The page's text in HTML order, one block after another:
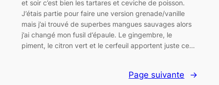
et soir c’est bien les tartares et ceviche de poisson.
J’étais partie pour faire une version grenade/vanille
mais j’ai trouvé de superbes mangues sauvages alors
j’ai changé mon fusil d’épaule. Le gingembre, le
piment, le citron vert et le cerfeuil apportent juste ce…
Page suivante →